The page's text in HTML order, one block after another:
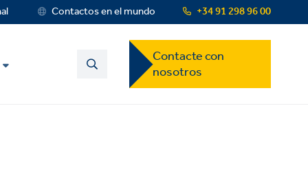
+34 91 298 96 00
Contactos en el mundo
Contact
US
Dropdown
Menu
Contacte con
nosotros